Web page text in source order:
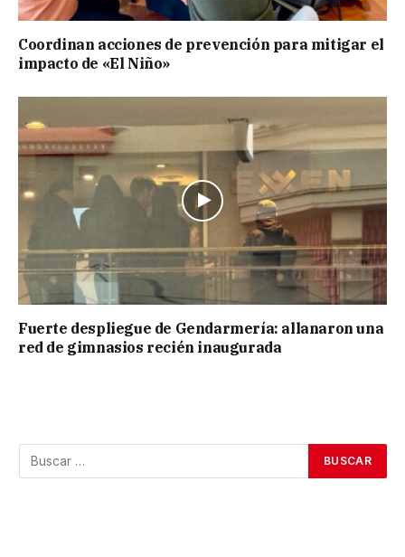
Coordinan acciones de prevención para mitigar el
impacto de «El Niño»
Fuerte despliegue de Gendarmería: allanaron una
red de gimnasios recién inaugurada